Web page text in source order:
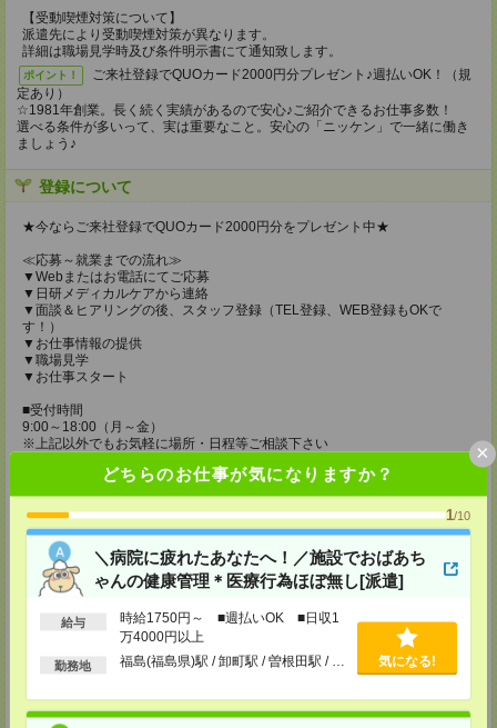
どちらのお仕事が気になりますか？
1/10
＼病院に疲れたあなたへ！／施設でおばあち
ゃんの健康管理＊医療行為ほぼ無し[派遣]
給与
時給1750円～ ■週払いOK ■日収1
万4000円以上
勤務地 福島(福島県)駅 / 卸町駅 / 曽根田駅 / … 気になる!
×
【受動喫煙対策について】
派遣先により受動喫煙対策が異なります。
詳細は職場見学時及び条件明示書にて通知致します。
ポイント！
ご来社登録でQUOカード2000円分プレゼント♪週払いOK！（規
定あり）
☆1981年創業。長く続く実績があるので安心♪ご紹介できるお仕事多数！
選べる条件が多いって、実は重要なこと。安心の「ニッケン」で一緒に働き
ましょう♪
登録について
★今ならご来社登録でQUOカード2000円分をプレゼント中★
≪応募～就業までの流れ≫
▼Webまたはお電話にてご応募
▼日研メディカルケアから連絡
▼面談＆ヒアリングの後、スタッフ登録（TEL登録、WEB登録もOKで
す！）
▼お仕事情報の提供
▼職場見学
▼お仕事スタート
■受付時間
9:00～18:00（月～金）
※上記以外でもお気軽に場所・日程等ご相談下さい
登録場所
メディカルケア事業部 仙台オフィス
宮城県仙台市青葉区本町1-2-20 KDX仙台ビル4F
TEL：0120-802-179
MAIL：tenshoku@nikken-ts.jp
メディカルケア事業部 郡山オフィス
福島県郡山市西ノ内二丁目12番8号 古川ビル
TEL：0120-992-518
担当：採用担当